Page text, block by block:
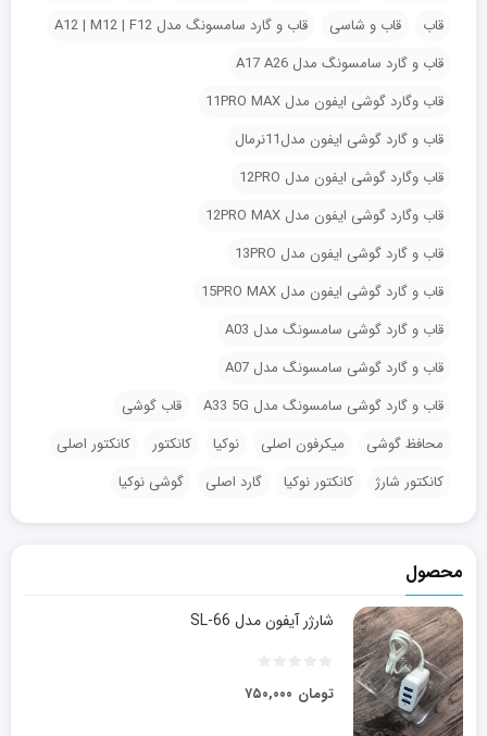
قاب
قاب و شاسی
قاب و گارد سامسونگ مدل A12 | M12 | F12
قاب و گارد سامسونگ مدل A17 A26
قاب وگارد گوشی ایفون مدل 11PRO MAX
قاب و گارد گوشی ایفون مدل11نرمال
قاب وگارد گوشی ایفون مدل 12PRO
قاب وگارد گوشی ایفون مدل 12PRO MAX
قاب و گارد گوشی ایفون مدل 13PRO
قاب و گارد گوشی ایفون مدل 15PRO MAX
قاب و گارد گوشی سامسونگ مدل A03
قاب و گارد گوشی سامسونگ مدل A07
قاب و گارد گوشی سامسونگ مدل A33 5G
قاب گوشی
محافظ گوشی
میکرفون اصلی نوکیا کانکتور
کانکتور اصلی
کانکتور شارژ
کانکتور نوکیا گارد اصلی گوشی نوکیا
محصول
شارژر آیفون مدل SL-66
۷۵۰,۰۰۰ تومان